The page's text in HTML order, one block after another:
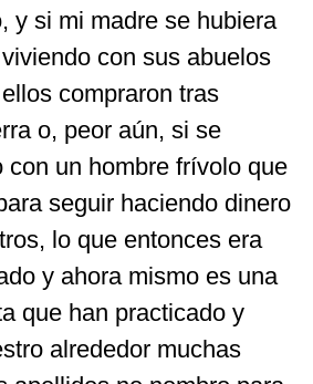
y si mi madre se hubiera
con sus abuelos
compraron tras
o, peor aún, si se
con un hombre frívolo que
seguir haciendo dinero
lo que entonces era
y ahora mismo es una
que han practicado y
alrededor muchas